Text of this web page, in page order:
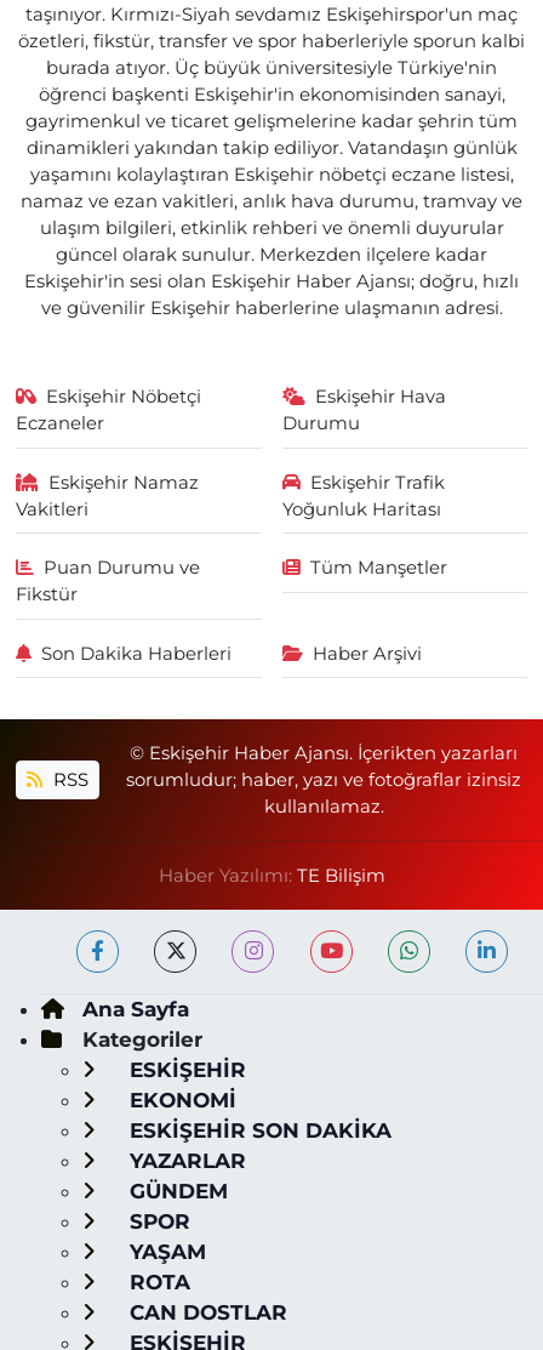
taşınıyor. Kırmızı-Siyah sevdamız Eskişehirspor'un maç
özetleri, fikstür, transfer ve spor haberleriyle sporun kalbi
burada atıyor. Üç büyük üniversitesiyle Türkiye'nin
öğrenci başkenti Eskişehir'in ekonomisinden sanayi,
gayrimenkul ve ticaret gelişmelerine kadar şehrin tüm
dinamikleri yakından takip ediliyor. Vatandaşın günlük
yaşamını kolaylaştıran Eskişehir nöbetçi eczane listesi,
namaz ve ezan vakitleri, anlık hava durumu, tramvay ve
ulaşım bilgileri, etkinlik rehberi ve önemli duyurular
güncel olarak sunulur. Merkezden ilçelere kadar
Eskişehir'in sesi olan Eskişehir Haber Ajansı; doğru, hızlı
ve güvenilir Eskişehir haberlerine ulaşmanın adresi.
Eskişehir Nöbetçi
Eczaneler
Eskişehir Hava
Durumu
Eskişehir Namaz
Vakitleri
Eskişehir Trafik
Yoğunluk Haritası
Puan Durumu ve
Fikstür
Tüm Manşetler
Son Dakika Haberleri Haber Arşivi
RSS
© Eskişehir Haber Ajansı. İçerikten yazarları
sorumludur; haber, yazı ve fotoğraflar izinsiz
kullanılamaz.
Haber Yazılımı: TE Bilişim
Ana Sayfa
Kategoriler
ESKİŞEHİR
EKONOMİ
ESKİŞEHİR SON DAKİKA
YAZARLAR
GÜNDEM
SPOR
YAŞAM
ROTA
CAN DOSTLAR
ESKİŞEHİR